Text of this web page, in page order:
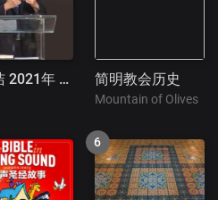
于宏洁 2021年 讲道信息专集 简明教会历史
Mountain of Olives